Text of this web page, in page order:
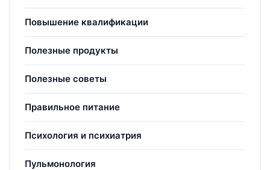
Повышение квалификации
Полезные продукты
Полезные советы
Правильное питание
Психология и психиатрия
Пульмонология